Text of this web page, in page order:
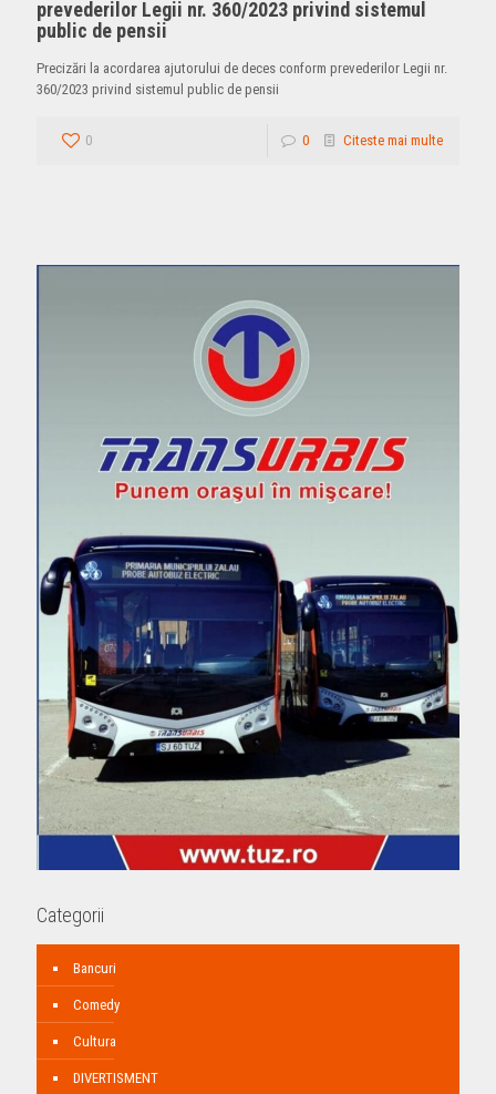
prevederilor Legii nr. 360/2023 privind sistemul
public de pensii
Precizări la acordarea ajutorului de deces conform prevederilor Legii nr.
360/2023 privind sistemul public de pensii
0 0 Citeste mai multe
Categorii
Bancuri
Comedy
Cultura
DIVERTISMENT